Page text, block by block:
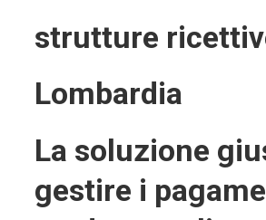
strutture
Lombardia
La soluzione
gestire i